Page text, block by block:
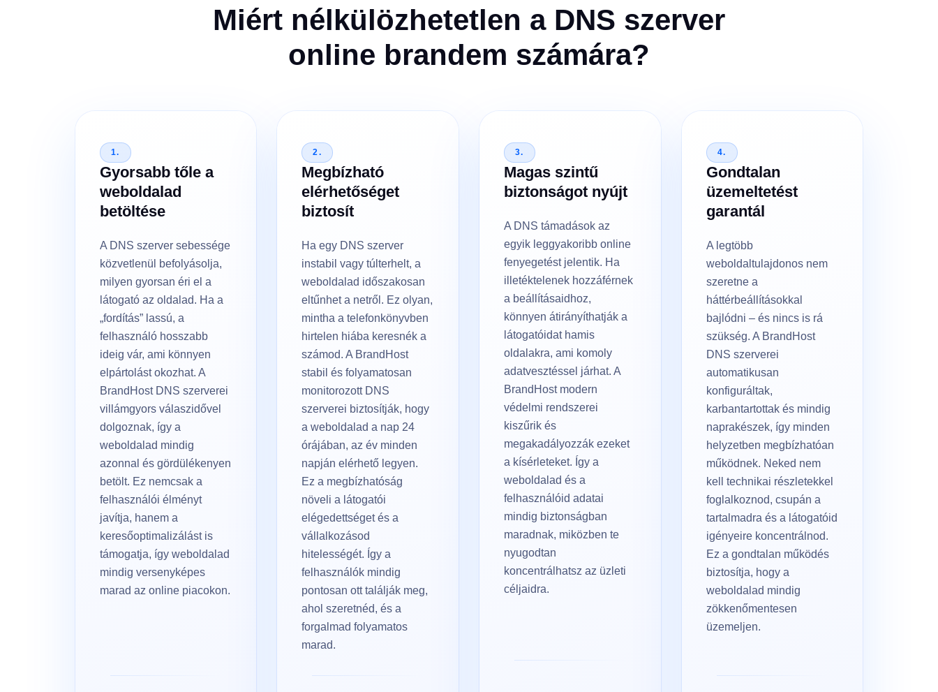
Miért nélkülözhetetlen a DNS szerver
online brandem számára?
1.
Gyorsabb tőle a
weboldalad
betöltése
A DNS szerver sebessége
közvetlenül befolyásolja,
milyen gyorsan éri el a
látogató az oldalad. Ha a
„fordítás” lassú, a
felhasználó hosszabb
ideig vár, ami könnyen
elpártolást okozhat. A
BrandHost DNS szerverei
villámgyors válaszidővel
dolgoznak, így a
weboldalad mindig
azonnal és gördülékenyen
betölt. Ez nemcsak a
felhasználói élményt
javítja, hanem a
keresőoptimalizálást is
támogatja, így weboldalad
mindig versenyképes
marad az online piacokon.
2.
Megbízható
elérhetőséget
biztosít
Ha egy DNS szerver
instabil vagy túlterhelt, a
weboldalad időszakosan
eltűnhet a netről. Ez olyan,
mintha a telefonkönyvben
hirtelen hiába keresnék a
számod. A BrandHost
stabil és folyamatosan
monitorozott DNS
szerverei biztosítják, hogy
a weboldalad a nap 24
órájában, az év minden
napján elérhető legyen.
Ez a megbízhatóság
növeli a látogatói
elégedettséget és a
vállalkozásod
hitelességét. Így a
felhasználók mindig
pontosan ott találják meg,
ahol szeretnéd, és a
forgalmad folyamatos
marad.
3.
Magas szintű
biztonságot nyújt
A DNS támadások az
egyik leggyakoribb online
fenyegetést jelentik. Ha
illetéktelenek hozzáférnek
a beállításaidhoz,
könnyen átirányíthatják a
látogatóidat hamis
oldalakra, ami komoly
adatvesztéssel járhat. A
BrandHost modern
védelmi rendszerei
kiszűrik és
megakadályozzák ezeket
a kísérleteket. Így a
weboldalad és a
felhasználóid adatai
mindig biztonságban
maradnak, miközben te
nyugodtan
koncentrálhatsz az üzleti
céljaidra.
4.
Gondtalan
üzemeltetést
garantál
A legtöbb
weboldaltulajdonos nem
szeretne a
háttérbeállításokkal
bajlódni – és nincs is rá
szükség. A BrandHost
DNS szerverei
automatikusan
konfiguráltak,
karbantartottak és mindig
naprakészek, így minden
helyzetben megbízhatóan
működnek. Neked nem
kell technikai részletekkel
foglalkoznod, csupán a
tartalmadra és a látogatóid
igényeire koncentrálnod.
Ez a gondtalan működés
biztosítja, hogy a
weboldalad mindig
zökkenőmentesen
üzemeljen.